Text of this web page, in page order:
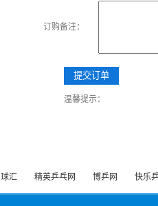
订购备注：
温馨提示：
球汇 精英乒乓网 博乒网 快乐